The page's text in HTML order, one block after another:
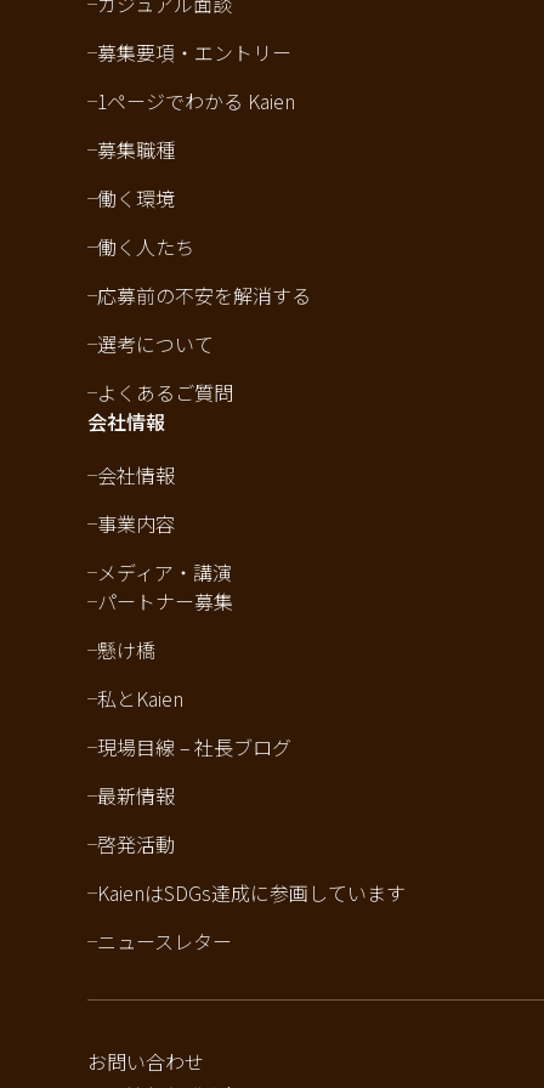
募集要項・エントリー
1ページでわかる Kaien
募集職種
働く環境
働く人たち
応募前の不安を解消する
選考について
よくあるご質問
会社情報
会社情報
事業内容
メディア・講演
パートナー募集
懸け橋
私とKaien
現場目線 – 社長ブログ
最新情報
啓発活動
KaienはSDGs達成に参画しています
ニュースレター
お問い合わせ